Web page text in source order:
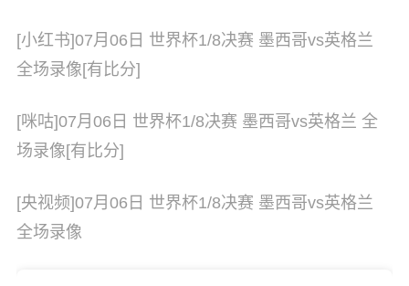
[小红书]07月06日 世界杯1/8决赛 墨西哥vs英格兰
全场录像[有比分]
[咪咕]07月06日 世界杯1/8决赛 墨西哥vs英格兰 全
场录像[有比分]
[央视频]07月06日 世界杯1/8决赛 墨西哥vs英格兰
全场录像